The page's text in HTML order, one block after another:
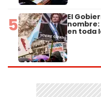
5 El
nombre:
en toda